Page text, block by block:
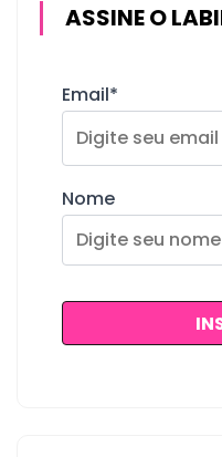
ASSINE O
Email*
Nome